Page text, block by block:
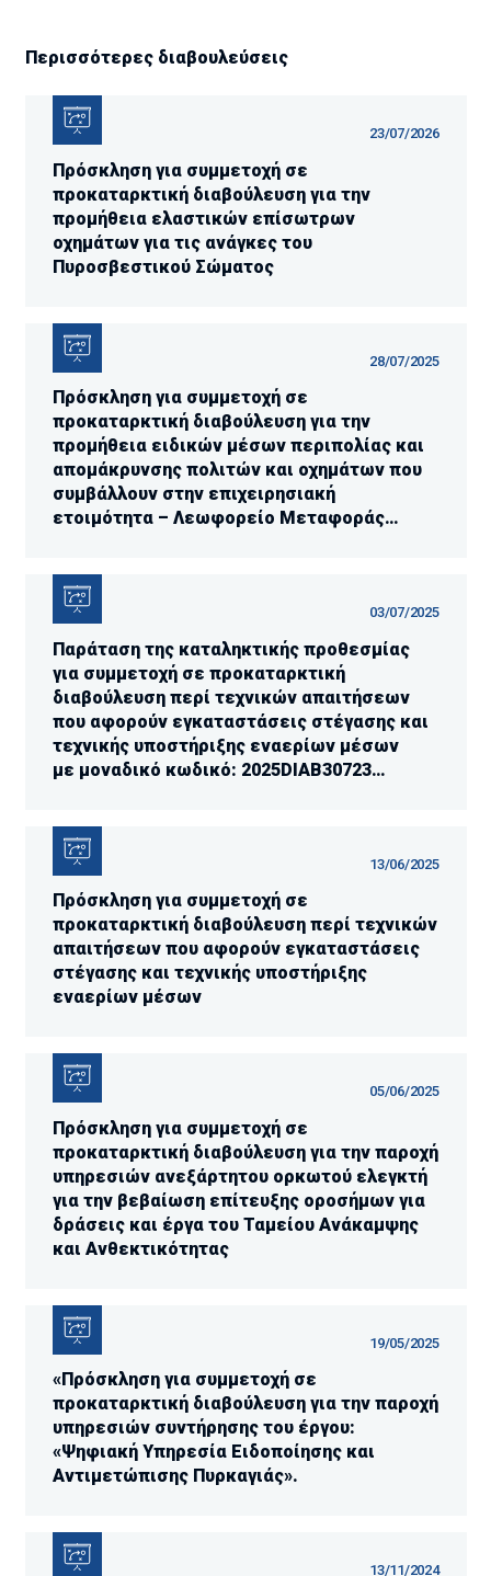
Περισσότερες διαβουλεύσεις
23/07/2026
Πρόσκληση για συμμετοχή σε
προκαταρκτική διαβούλευση για την
προμήθεια ελαστικών επίσωτρων
οχημάτων για τις ανάγκες του
Πυροσβεστικού Σώματος
28/07/2025
Πρόσκληση για συμμετοχή σε
προκαταρκτική διαβούλευση για την
προμήθεια ειδικών μέσων περιπολίας και
απομάκρυνσης πολιτών και οχημάτων που
συμβάλλουν στην επιχειρησιακή
ετοιμότητα – Λεωφορείο Μεταφοράς
03/07/2025
Παράταση της καταληκτικής προθεσμίας
για συμμετοχή σε προκαταρκτική
διαβούλευση περί τεχνικών απαιτήσεων
που αφορούν εγκαταστάσεις στέγασης και
τεχνικής υποστήριξης εναερίων μέσων
με μοναδικό κωδικό: 2025DIAB30723
13/06/2025
Πρόσκληση για συμμετοχή σε
προκαταρκτική διαβούλευση περί τεχνικών
απαιτήσεων που αφορούν εγκαταστάσεις
στέγασης και τεχνικής υποστήριξης
εναερίων μέσων
05/06/2025
Πρόσκληση για συμμετοχή σε
προκαταρκτική διαβούλευση για την παροχή
υπηρεσιών ανεξάρτητου ορκωτού ελεγκτή
για την βεβαίωση επίτευξης οροσήμων για
δράσεις και έργα του Ταμείου Ανάκαμψης
και Ανθεκτικότητας
19/05/2025
«Πρόσκληση για συμμετοχή σε
προκαταρκτική διαβούλευση για την παροχή
υπηρεσιών συντήρησης του έργου:
«Ψηφιακή Υπηρεσία Ειδοποίησης και
Αντιμετώπισης Πυρκαγιάς».
13/11/2024